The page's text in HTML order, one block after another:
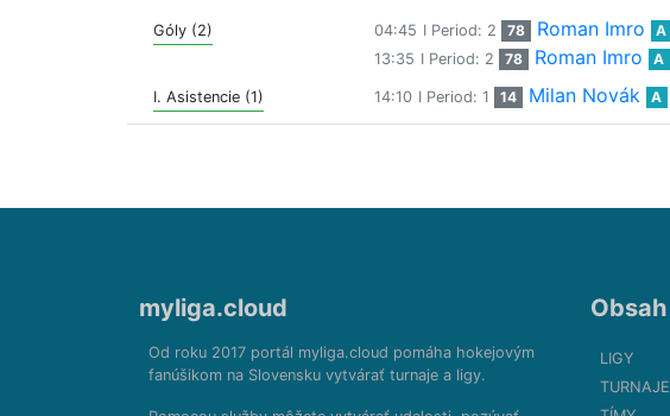
Góly (2) 04:45 I Period: 2 78 Roman Imro A
13:35 I Period: 2 78 Roman Imro A
I. Asistencie (1) 14:10 I Period: 1 14 Milan Novák A
myliga.cloud
Od roku 2017 portál myliga.cloud pomáha hokejovým
fanúšikom na Slovensku vytvárať turnaje a ligy.
Obsah
LIGY
TURNAJE